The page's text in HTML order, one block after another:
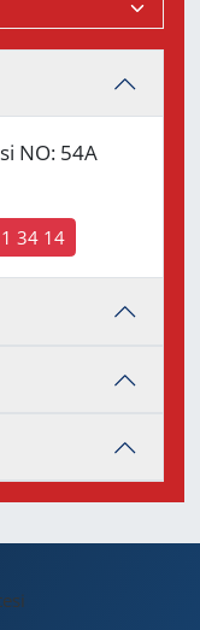
NO: 54A
34 14